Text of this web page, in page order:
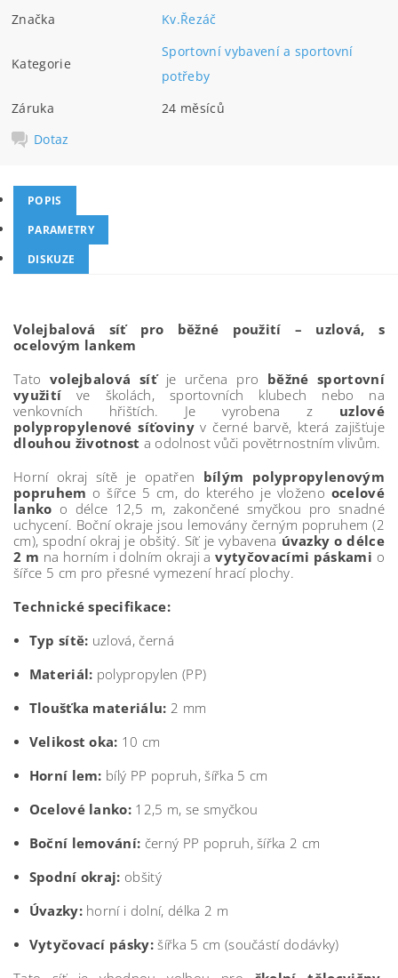
Značka
Kv.Řezáč
Kategorie
Sportovní vybavení a sportovní
potřeby
Záruka
24 měsíců
Dotaz
POPIS
PARAMETRY
DISKUZE
Volejbalová síť pro běžné použití – uzlová, s
ocelovým lankem
Tato volejbalová síťje určena pro běžné sportovní
využití ve školách, sportovních klubech nebo na
venkovních hřištích. Je vyrobena z uzlové
polypropylenové síťovinyv černé barvě, která zajišťuje
dlouhou životnost a odolnost vůči povětrnostním vlivům.
Horní okraj sítě je opatřen bílým polypropylenovým
popruhem o šířce 5 cm, do kterého je vloženo ocelové
lanko o délce 12,5 m, zakončené smyčkou pro snadné
uchycení. Boční okraje jsou lemovány černým popruhem (2
cm), spodní okraj je obšitý. Síť je vybavena úvazky o délce
2 m na horním i dolním okraji avytyčovacími páskami o
šířce 5 cm pro přesné vymezení hrací plochy.
Technické specifikace:
Typ sítě: uzlová, černá
Materiál: polypropylen (PP)
Tloušťka materiálu: 2 mm
Velikost oka: 10 cm
Horní lem: bílý PP popruh, šířka 5 cm
Ocelové lanko: 12,5 m, se smyčkou
Boční lemování: černý PP popruh, šířka 2 cm
Spodní okraj: obšitý
Úvazky:horní i dolní, délka 2 m
Vytyčovací pásky: šířka 5 cm (součástí dodávky)